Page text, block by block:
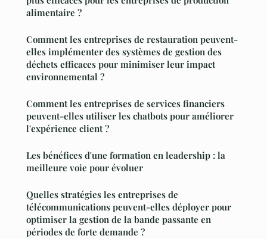
alimentaire ?
Comment les entreprises de restauration peuvent-
elles implémenter des systèmes de gestion des
déchets efficaces pour minimiser leur impact
environnemental ?
Comment les entreprises de services financiers
peuvent-elles utiliser les chatbots pour améliorer
l'expérience client ?
Les bénéfices d'une formation en leadership : la
meilleure voie pour évoluer
Quelles stratégies les entreprises de
télécommunications peuvent-elles déployer pour
optimiser la gestion de la bande passante en
périodes de forte demande ?